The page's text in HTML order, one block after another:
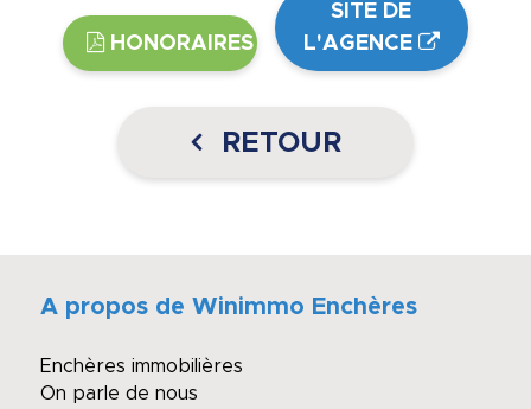
HONORAIRES
SITE DE
L'AGENCE
RETOUR
A propos de Winimmo Enchères
Enchères immobilières
On parle de nous